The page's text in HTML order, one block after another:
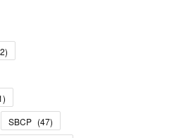
2)
)
SBCP (47)